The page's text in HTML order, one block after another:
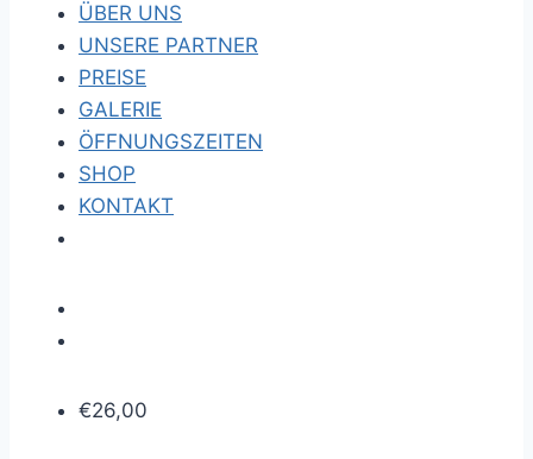
ÜBER UNS
UNSERE PARTNER
PREISE
GALERIE
ÖFFNUNGSZEITEN
SHOP
KONTAKT
€26,00